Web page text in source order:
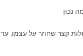
נכון
קצר שחוזר על עצמו,